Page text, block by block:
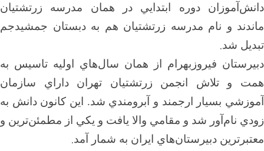
دانش‌آموزان دوره ابتدايي در همان مدرسه زرتشتيان
ماندند و نام مدرسه زرتشتيان هم به دبستان جمشيدجم
تبديل شد.
دبيرستان فيروزبهرام از همان سال‌هاي اوليه تاسيس به
همت و تلاش انجمن زرتشتيان تهران داراي سازمان
آموزشي بسيار ارجمند و آبرومندي شد. اين كانون دانش به
زودي نام‌آور شد و مقامي والا يافت و يكي از مطمئن‌ترين و
معتبرترين دبيرستان‌هاي ايران به شمار آمد.